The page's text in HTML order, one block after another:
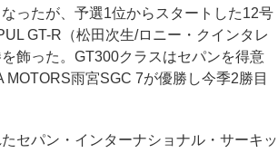
ったが、予選1位からスタートした12号
GT-R（松田次生/ロニー・クインタレ
飾った。GT300クラスはセパンを得意
MOTORS雨宮SGC 7が優勝し今季2勝目
セパン・インターナショナル・サーキッ